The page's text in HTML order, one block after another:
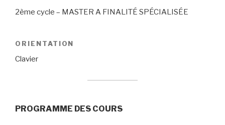
2ème cycle – MASTER A FINALITÉ SPÉCIALISÉE
ORIENTATION
Clavier
PROGRAMME DES COURS